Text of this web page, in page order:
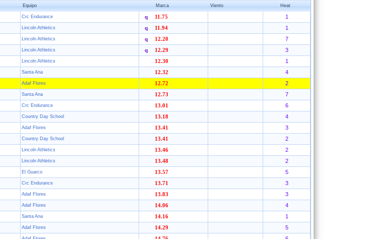
Equipo Marca Viento Heat
Crc Endurance q 11.75
1
Lincoln Athletics q 11.94
1
Lincoln Athletics q 12.20
7
Lincoln Athletics q 12.29
3
Lincoln Athletics 12.30
1
Santa Ana 12.32
4
Adaf Flores 12.72
2
Santa Ana 12.73
7
Crc Endurance 13.01
6
Country Day School 13.18
4
Adaf Flores 13.41
3
Country Day School 13.41
2
Lincoln Athletics 13.46
2
Lincoln Athletics 13.48
2
El Guarco 13.57
5
Crc Endurance 13.71
3
Adaf Flores 13.83
3
Adaf Flores 14.06
4
Santa Ana 14.16
1
Adaf Flores 14.29
5